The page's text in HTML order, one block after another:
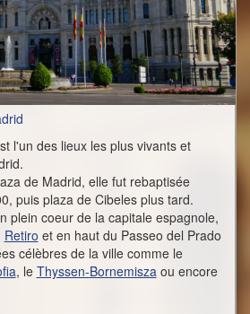
l'un des lieux les plus vivants et
de Madrid, elle fut rebaptisée
puis plaza de Cibeles plus tard.
plein coeur de la capitale espagnole,
Retiro et en haut du Passeo del Prado
célèbres de la ville comme le
, le Thyssen-Bornemisza ou encore